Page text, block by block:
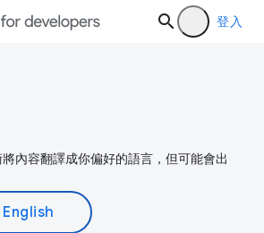
登入
內容翻譯成你偏好的語言，但可能會出